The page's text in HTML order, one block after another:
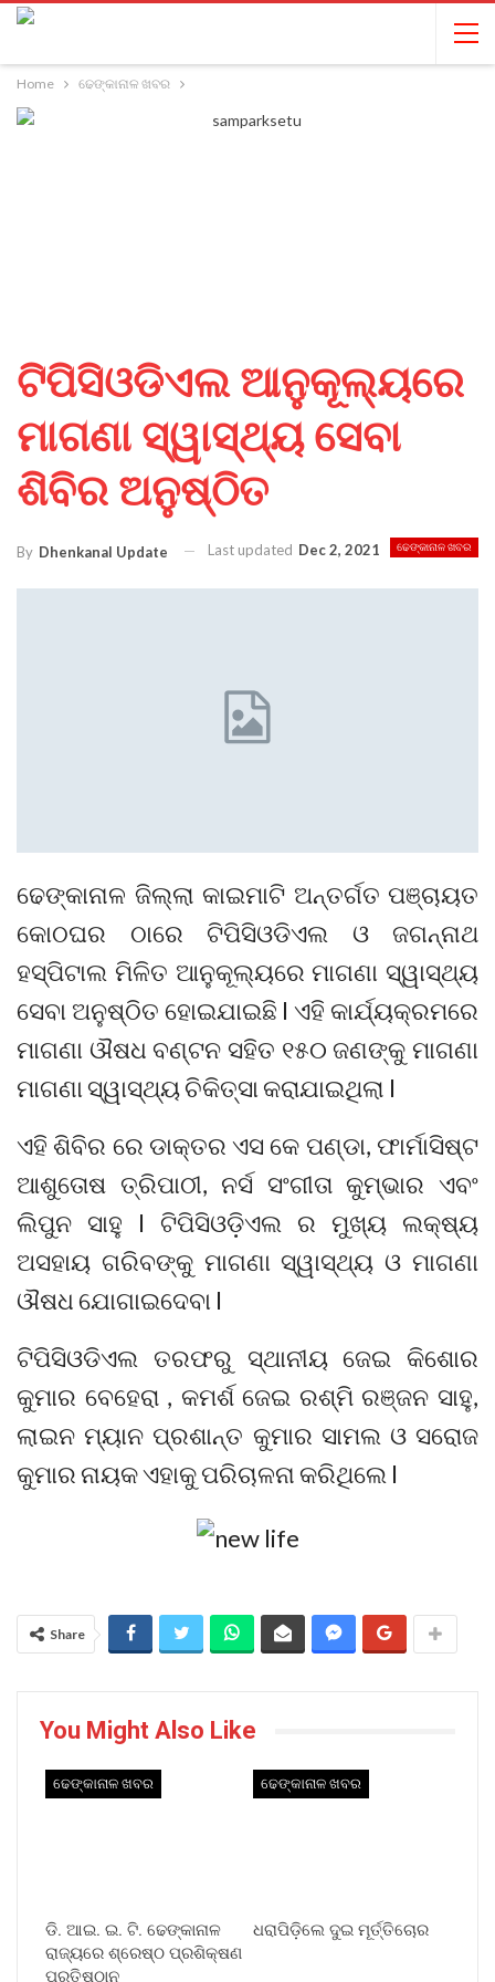
Home ଢେଙ୍କାନାଳ ଖବର
ଟିପିସିଓଡିଏଲ ଆନୁକୂଲ୍ୟରେ
ମାଗଣା ସ୍ୱାସ୍ଥ୍ୟ ସେବା
ଶିବିର ଅନୁଷ୍ଠିତ
ଢେଙ୍କାନାଳ ଖବର
By Dhenkanal Update Last updated Dec 2, 2021
ଢେଙ୍କାନାଳ ଜିଲ୍ଲା କାଇମାଟି ଅନ୍ତର୍ଗତ ପଞ୍ଚାୟତ
କୋଠଘର ଠାରେ ଟିପିସିଓଡିଏଲ ଓ ଜଗନ୍ନାଥ
ହସ୍ପିଟାଲ ମିଳିତ ଆନୁକୂଲ୍ୟରେ ମାଗଣା ସ୍ୱାସ୍ଥ୍ୟ
ସେବା ଅନୁଷ୍ଠିତ ହୋଇଯାଇଛି l ଏହି କାର୍ଯ୍ୟକ୍ରମରେ
ମାଗଣା ଔଷଧ ବଣ୍ଟନ ସହିତ ୧୫୦ ଜଣଙ୍କୁ ମାଗଣା
ମାଗଣା ସ୍ୱାସ୍ଥ୍ୟ ଚିକିତ୍ସା କରାଯାଇଥିଲା l
ଏହି ଶିବିର ରେ ଡାକ୍ତର ଏସ କେ ପଣ୍ଡା, ଫାର୍ମାସିଷ୍ଟ
ଆଶୁତୋଷ ତ୍ରିପାଠୀ, ନର୍ସ ସଂଗୀତା କୁମ୍ଭାର ଏବଂ
ଲିପୁନ ସାହୁ l ଟିପିସିଓଡ଼ିଏଲ ର ମୁଖ୍ୟ ଲକ୍ଷ୍ୟ
ଅସହାୟ ଗରିବଙ୍କୁ ମାଗଣା ସ୍ୱାସ୍ଥ୍ୟ ଓ ମାଗଣା
ଔଷଧ ଯୋଗାଇଦେବା l
ଟିପିସିଓଡିଏଲ ତରଫରୁ ସ୍ଥାନୀୟ ଜେଇ କିଶୋର
କୁମାର ବେହେରା , କମର୍ଶ ଜେଇ ରଶ୍ମି ରଞ୍ଜନ ସାହୁ,
ଲାଇନ ମ୍ୟାନ ପ୍ରଶାନ୍ତ କୁମାର ସାମଲ ଓ ସରୋଜ
କୁମାର ନାୟକ ଏହାକୁ ପରିଚାଳନା କରିଥିଲେ l
Share
You Might Also Like
ଢେଙ୍କାନାଳ ଖବର
ଡି. ଆଇ. ଇ. ଟି. ଢେଙ୍କାନାଳ
ରାଜ୍ୟରେ ଶ୍ରେଷ୍ଠ ପ୍ରଶିକ୍ଷଣ
ପ୍ରତିଷ୍ଠାନ
ଢେଙ୍କାନାଳ ଖବର
ଧରାପିଡ଼ିଲେ ଦୁଇ ମୂର୍ତ୍ତିଚୋର